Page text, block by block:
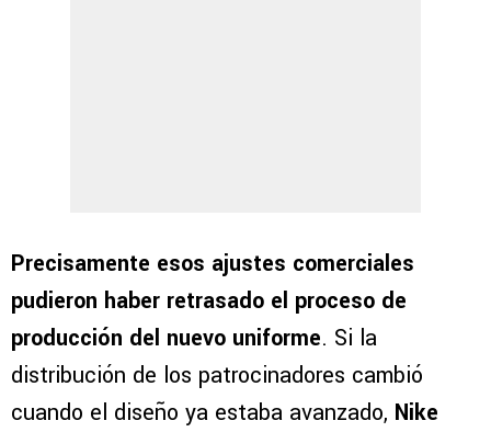
Precisamente esos ajustes comerciales
pudieron haber retrasado el proceso de
producción del nuevo uniforme. Si la
distribución de los patrocinadores cambió
cuando el diseño ya estaba avanzado, Nike